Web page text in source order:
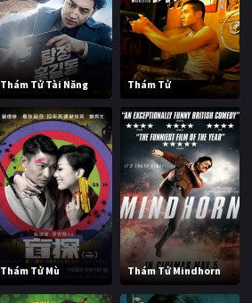
Thám Tử Tài Năng Thám Tử
Thám Tử Mù Thám Tử Mindhorn